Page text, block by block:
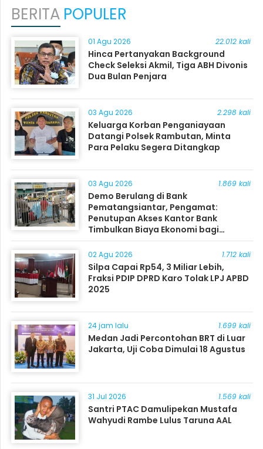
BERITA POPULER
01 Agu 2026 22.012 kali
Hinca Pertanyakan Background
Check Seleksi Akmil, Tiga ABH Divonis
Dua Bulan Penjara
03 Agu 2026 2.298 kali
Keluarga Korban Penganiayaan
Datangi Polsek Rambutan, Minta
Para Pelaku Segera Ditangkap
03 Agu 2026 1.869 kali
Demo Berulang di Bank
Pematangsiantar, Pengamat:
Penutupan Akses Kantor Bank
Timbulkan Biaya Ekonomi bagi
Masyarakat
02 Agu 2026 1.712 kali
Silpa Capai Rp54, 3 Miliar Lebih,
Fraksi PDIP DPRD Karo Tolak LPJ APBD
2025
24 jam lalu 1.699 kali
Medan Jadi Percontohan BRT di Luar
Jakarta, Uji Coba Dimulai 18 Agustus
31 Jul 2026 1.569 kali
Santri PTAC Damulipekan Mustafa
Wahyudi Rambe Lulus Taruna AAL